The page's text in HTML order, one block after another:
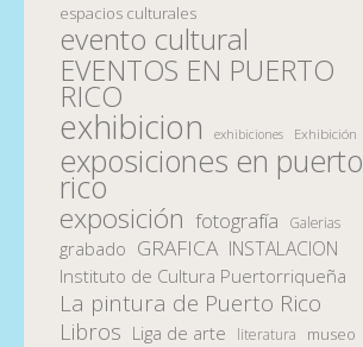
espacios culturales
evento cultural
EVENTOS EN PUERTO
RICO
exhibicion exhibiciones Exhibición
exposiciones en puerto
rico
exposición fotografía Galerias
grabado GRAFICA INSTALACION
Instituto de Cultura Puertorriqueña
La pintura de Puerto Rico
Libros Liga de arte literatura museo